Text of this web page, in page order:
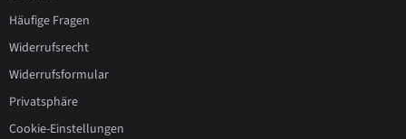
Häufige Fragen
Widerrufsrecht
Widerrufsformular
Privatsphäre
Cookie-Einstellungen